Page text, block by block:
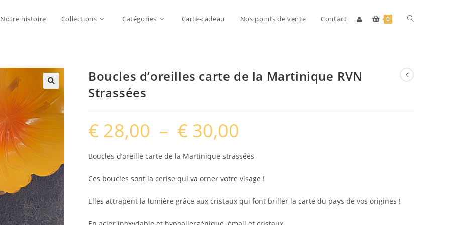
Notre histoire Collections Catégories Carte-cadeau Nos points de vente Contact 0 Toggle
Boucles d’oreilles carte de la Martinique RVN
Strassées
€ 28,00 – € 30,00
à
€ 30,00
Boucles d’oreille carte de la Martinique strassées
Ces boucles sont la cerise qui va orner votre visage !
Elles attrapent la lumière grâce aux cristaux qui font briller la carte du pays de vos origines !